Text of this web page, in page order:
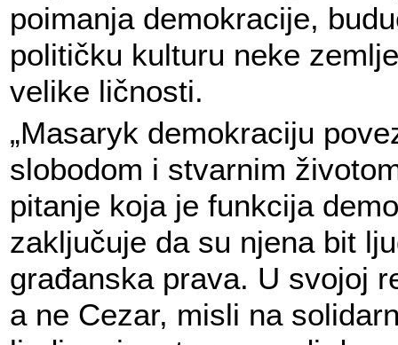
poimanja demokracije,
političku kulturu neke
velike ličnosti.
„Masaryk demokraciju
slobodom i stvarnim
pitanje koja je funkcija
zaključuje da su njena bit
građanska prava. U svojoj
a ne Cezar, misli na